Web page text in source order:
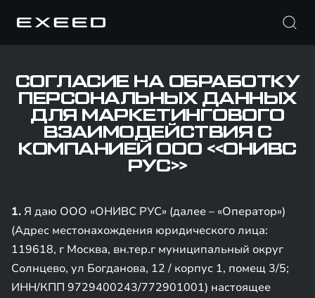
СОГЛАСИЕ НА ОБРАБОТКУ
ПЕРСОНАЛЬНЫХ ДАННЫХ
ДЛЯ МАРКЕТИНГОВОГО
ВЗАИМОДЕЙСТВИЯ С
КОМПАНИЕЙ ООО «ОНИВС
РУС»
1. Я даю ООО «ОНИВС РУС» (далее – «Оператор»)
(Адрес местонахождения юридического лица:
119618, г Москва, вн.тер.г муниципальный округ
Солнцево, ул Богданова, 12 / корпус 1, помещ 3/5;
ИНН/КПП 9729400243/772901001) настоящее